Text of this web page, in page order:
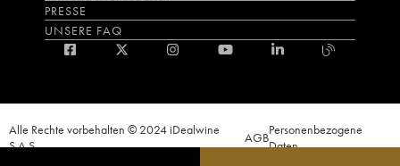
PRESSE
UNSERE FAQ
Alle Rechte vorbehalten © 2024 iDealwine
S.A.S.
AGBPersonenbezogene
Daten